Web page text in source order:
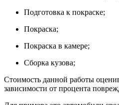
Подготовка к покраске;
Покраска;
Покраска в камере;
Сборка кузова;
Стоимость данной работы
зависимости от процента